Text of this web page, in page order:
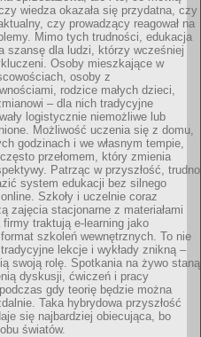
wiedza okazała się przydatna, czy
czy prowadzący reagował na
Mimo tych trudności, edukacja
szansę dla ludzi, którzy wcześniej
Osoby mieszkające w
osoby z
rodzice małych dzieci,
– dla nich tradycyjne
logistycznie niemożliwe lub
Możliwość uczenia się z domu,
godzinach i we własnym tempie,
przełomem, który zmienia
Patrząc w przyszłość, trudno
system edukacji bez silnego
Szkoły i uczelnie coraz
zajęcia stacjonarne z materiałami
traktują e-learning jako
szkoleń wewnętrznych. To nie
lekcje i wykłady znikną –
swoją rolę. Spotkania na żywo staną
dyskusji, ćwiczeń i pracy
gdy teorię będzie można
Taka hybrydowa przyszłość
się najbardziej obiecująca, bo
światów.